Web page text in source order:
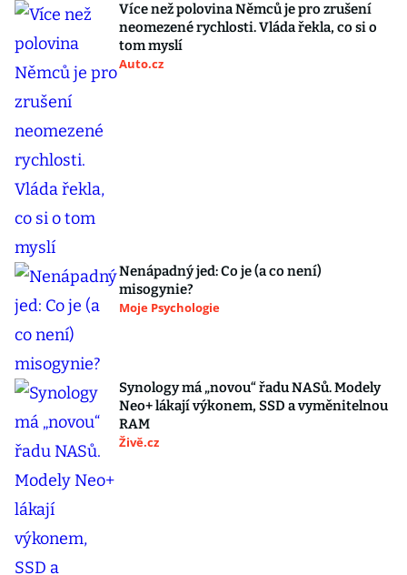
Více než polovina Němců je pro zrušení
neomezené rychlosti. Vláda řekla, co si o
tom myslí
Auto.cz
Nenápadný jed: Co je (a co není)
misogynie?
Moje Psychologie
Synology má „novou“ řadu NASů. Modely
Neo+ lákají výkonem, SSD a vyměnitelnou
RAM
Živě.cz